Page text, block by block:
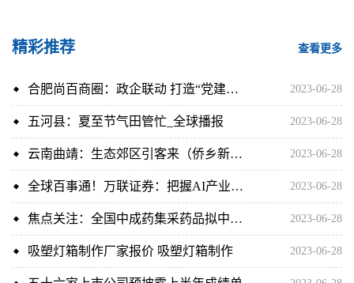
精彩推荐 查看更多
合肥尚百商圈：政企联动 打造“党建共建”新品牌 全球播报 2023-06-28
五河县：夏至节气田管忙_全球播报 2023-06-28
云南曲靖：生态郊区引客来（侨乡新貌） 每日讯息 2023-06-28
全球百事通！万联证券：把握AI产业变革和数字中国建设双主线机遇 2023-06-28
焦点关注：全国中成药集采药品拟中选结果公布 平均降价49.36% 2023-06-28
吸塑灯箱制作厂家报价 吸塑灯箱制作 2023-06-28